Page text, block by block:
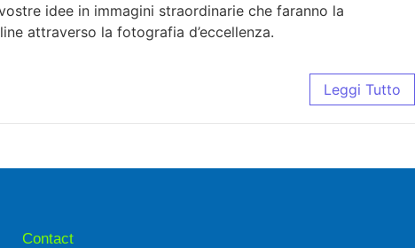
idee in immagini straordinarie che faranno la
attraverso la fotografia d’eccellenza.
Leggi Tutto
Contact